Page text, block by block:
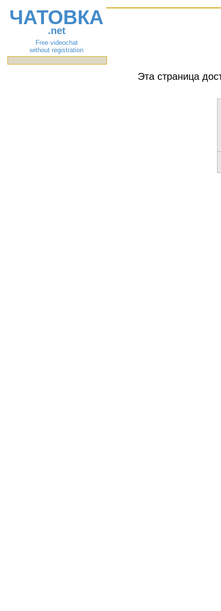
ЧАТОВКА
.net
Free videochat
without registration
Эта страница